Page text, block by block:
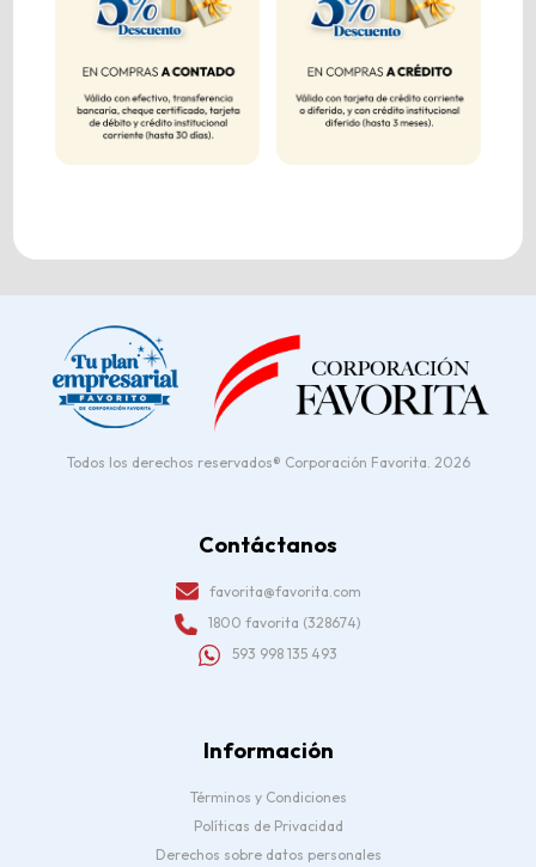
Todos los derechos reservados® Corporación Favorita. 2026
Contáctanos
favorita@favorita.com
1800 favorita (328674)
593 998 135 493
Información
Términos y Condiciones
Políticas de Privacidad
Derechos sobre datos personales